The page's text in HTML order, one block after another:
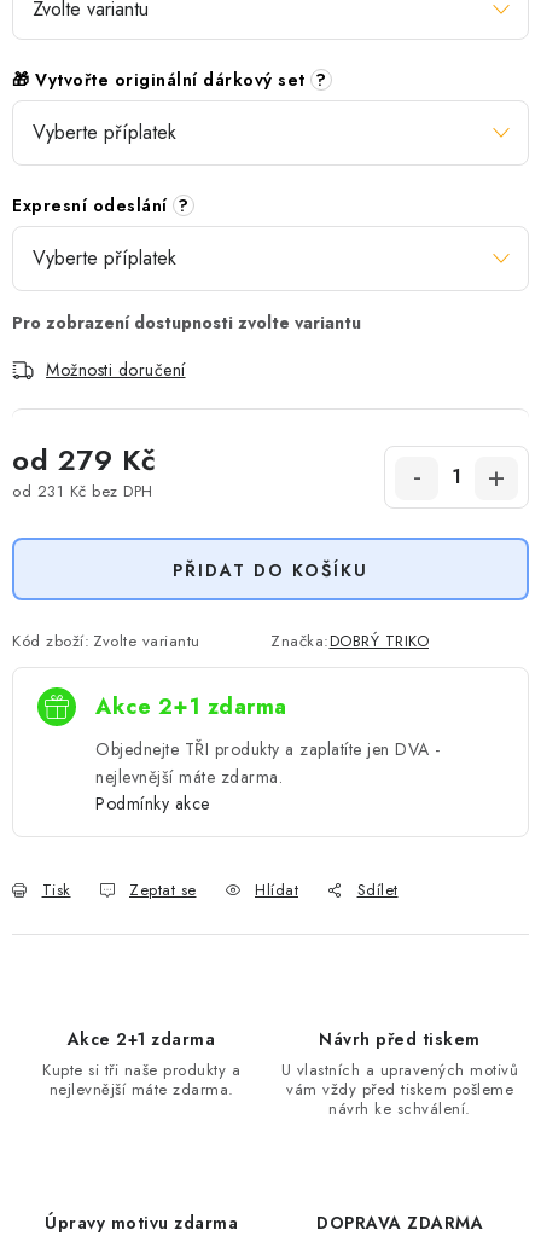
🎁 Vytvořte originální dárkový set ?
Expresní odeslání ?
Možnosti doručení
od 279 Kč
od 231 Kč bez DPH
PŘIDAT DO KOŠÍKU
Kód zboží: Zvolte variantu Značka:DOBRÝ TRIKO
Akce 2+1 zdarma
Objednejte TŘI produkty a zaplatíte jen DVA -
nejlevnější máte zdarma.
Podmínky akce
Tisk Zeptat se Hlídat Sdílet
Akce 2+1 zdarma
Kupte si tři naše produkty a
nejlevnější máte zdarma.
Návrh před tiskem
U vlastních a upravených motivů
vám vždy před tiskem pošleme
návrh ke schválení.
Úpravy motivu zdarma DOPRAVA ZDARMA